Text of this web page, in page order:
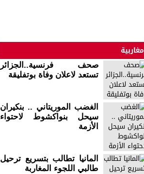
مغاربية
صحف فرنسية..الجزائر
تستعد لاعلان وفاة بوتفليقة
الغضب الموريتاني .. بنكيران
سيحل بنواكشوط لاحتواء
الأزمة
المانيا تطالب بتسريع ترحيل
طالبي اللجوء المغاربة